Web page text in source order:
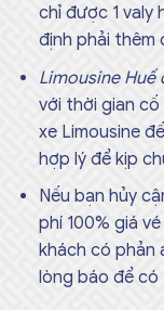
chỉ được 1 valy
định phải thêm
Limousine Huế
với thời gian
xe Limousine
hợp lý để kịp
Nếu bạn hủy
phí 100% giá
khách có phản
lòng báo để có